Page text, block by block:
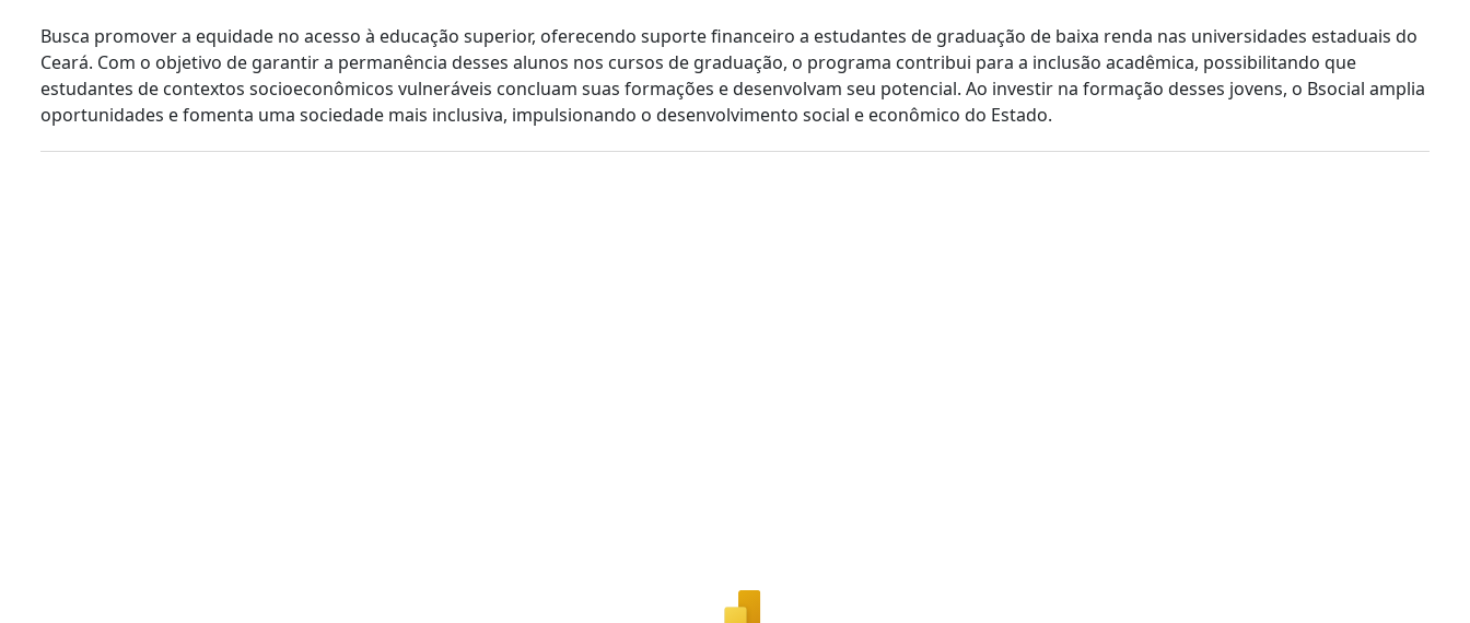
Busca promover a equidade no acesso à educação superior, oferecendo suporte financeiro a estudantes de graduação de baixa renda nas universidades estaduais do
Ceará. Com o objetivo de garantir a permanência desses alunos nos cursos de graduação, o programa contribui para a inclusão acadêmica, possibilitando que
estudantes de contextos socioeconômicos vulneráveis concluam suas formações e desenvolvam seu potencial. Ao investir na formação desses jovens, o Bsocial amplia
oportunidades e fomenta uma sociedade mais inclusiva, impulsionando o desenvolvimento social e econômico do Estado.